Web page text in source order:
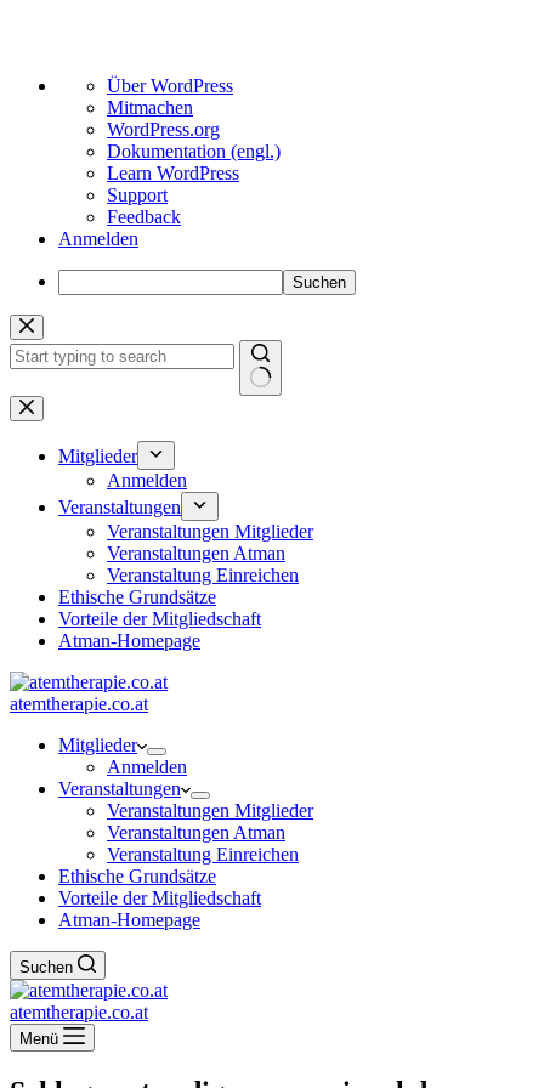
Über
WordPress
Über WordPress
Mitmachen
WordPress.org
Dokumentation (engl.)
Learn WordPress
Support
Feedback
Anmelden
Suchen
Zum
Inhalt
springen
Keine
Ergebnisse
Mitglieder
Anmelden
Veranstaltungen
Veranstaltungen Mitglieder
Veranstaltungen Atman
Veranstaltung Einreichen
Ethische Grundsätze
Vorteile der Mitgliedschaft
Atman-Homepage
atemtherapie.co.at
Mitglieder
Anmelden
Veranstaltungen
Veranstaltungen Mitglieder
Veranstaltungen Atman
Veranstaltung Einreichen
Ethische Grundsätze
Vorteile der Mitgliedschaft
Atman-Homepage
Suchen
atemtherapie.co.at
Menü